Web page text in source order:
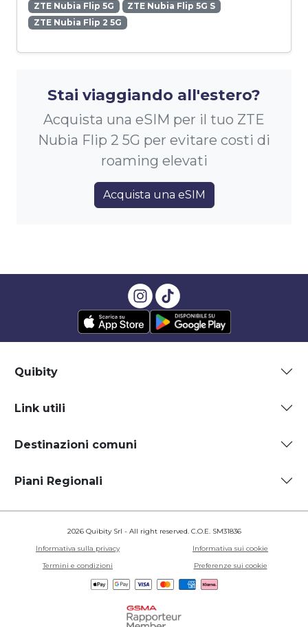
ZTE Nubia Flip 5G
ZTE Nubia Flip 5G S
ZTE Nubia Flip 2 5G
Stai viaggiando all'estero?
Acquista una eSIM per il tuo ZTE
Nubia Flip 2 5G per evitare costi di
roaming elevati
Acquista una eSIM
Quibity
Link utili
Destinazioni comuni
Piani Regionali
2026 Quibity Srl - All right reserved. C.O.E. SM31836
Informativa sulla privacy
Informativa sui cookie
Termini e condizioni
Preferenze sui cookie